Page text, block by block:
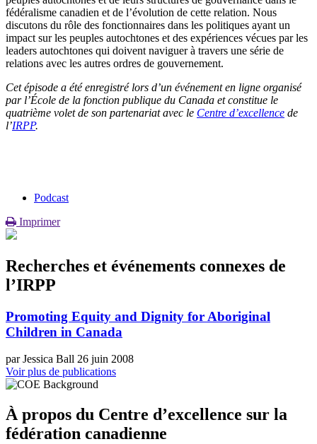
fédéralisme canadien et de l’évolution de cette relation. Nous
discutons du rôle des fonctionnaires dans les politiques ayant un
impact sur les peuples autochtones et des expériences vécues par les
leaders autochtones qui doivent naviguer à travers une série de
relations avec les autres ordres de gouvernement.
Cet épisode a été enregistré lors d’un événement en ligne organisé
par l’École de la fonction publique du Canada et constitue le
quatrième volet de son partenariat avec le Centre d’excellence de
l’IRPP.
Podcast
Imprimer
Recherches et événements connexes de
l’IRPP
Promoting Equity and Dignity for Aboriginal
Children in Canada
par Jessica Ball 26 juin 2008
Voir plus de publications
À propos du Centre d’excellence sur la
fédération canadienne